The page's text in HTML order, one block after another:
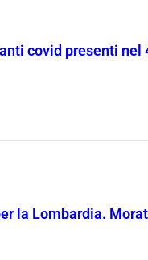
covid presenti nel
la Lombardia.